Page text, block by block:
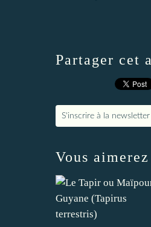
Partager cet
S'inscrire à la newsletter
Vous